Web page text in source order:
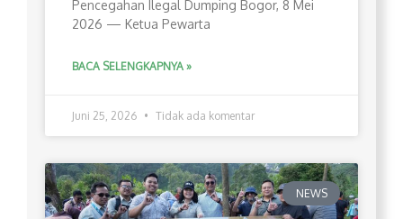
Pencegahan Ilegal Dumping Bogor, 8 Mei
2026 — Ketua Pewarta
BACA SELENGKAPNYA »
Juni 25, 2026 Tidak ada komentar
NEWS